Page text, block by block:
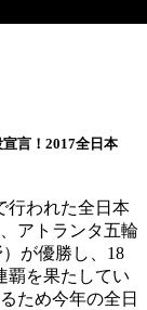
言！2017全日本
行われた全日本
アトランタ五輪
が優勝し、18
覇を果たしてい
ため今年の全日